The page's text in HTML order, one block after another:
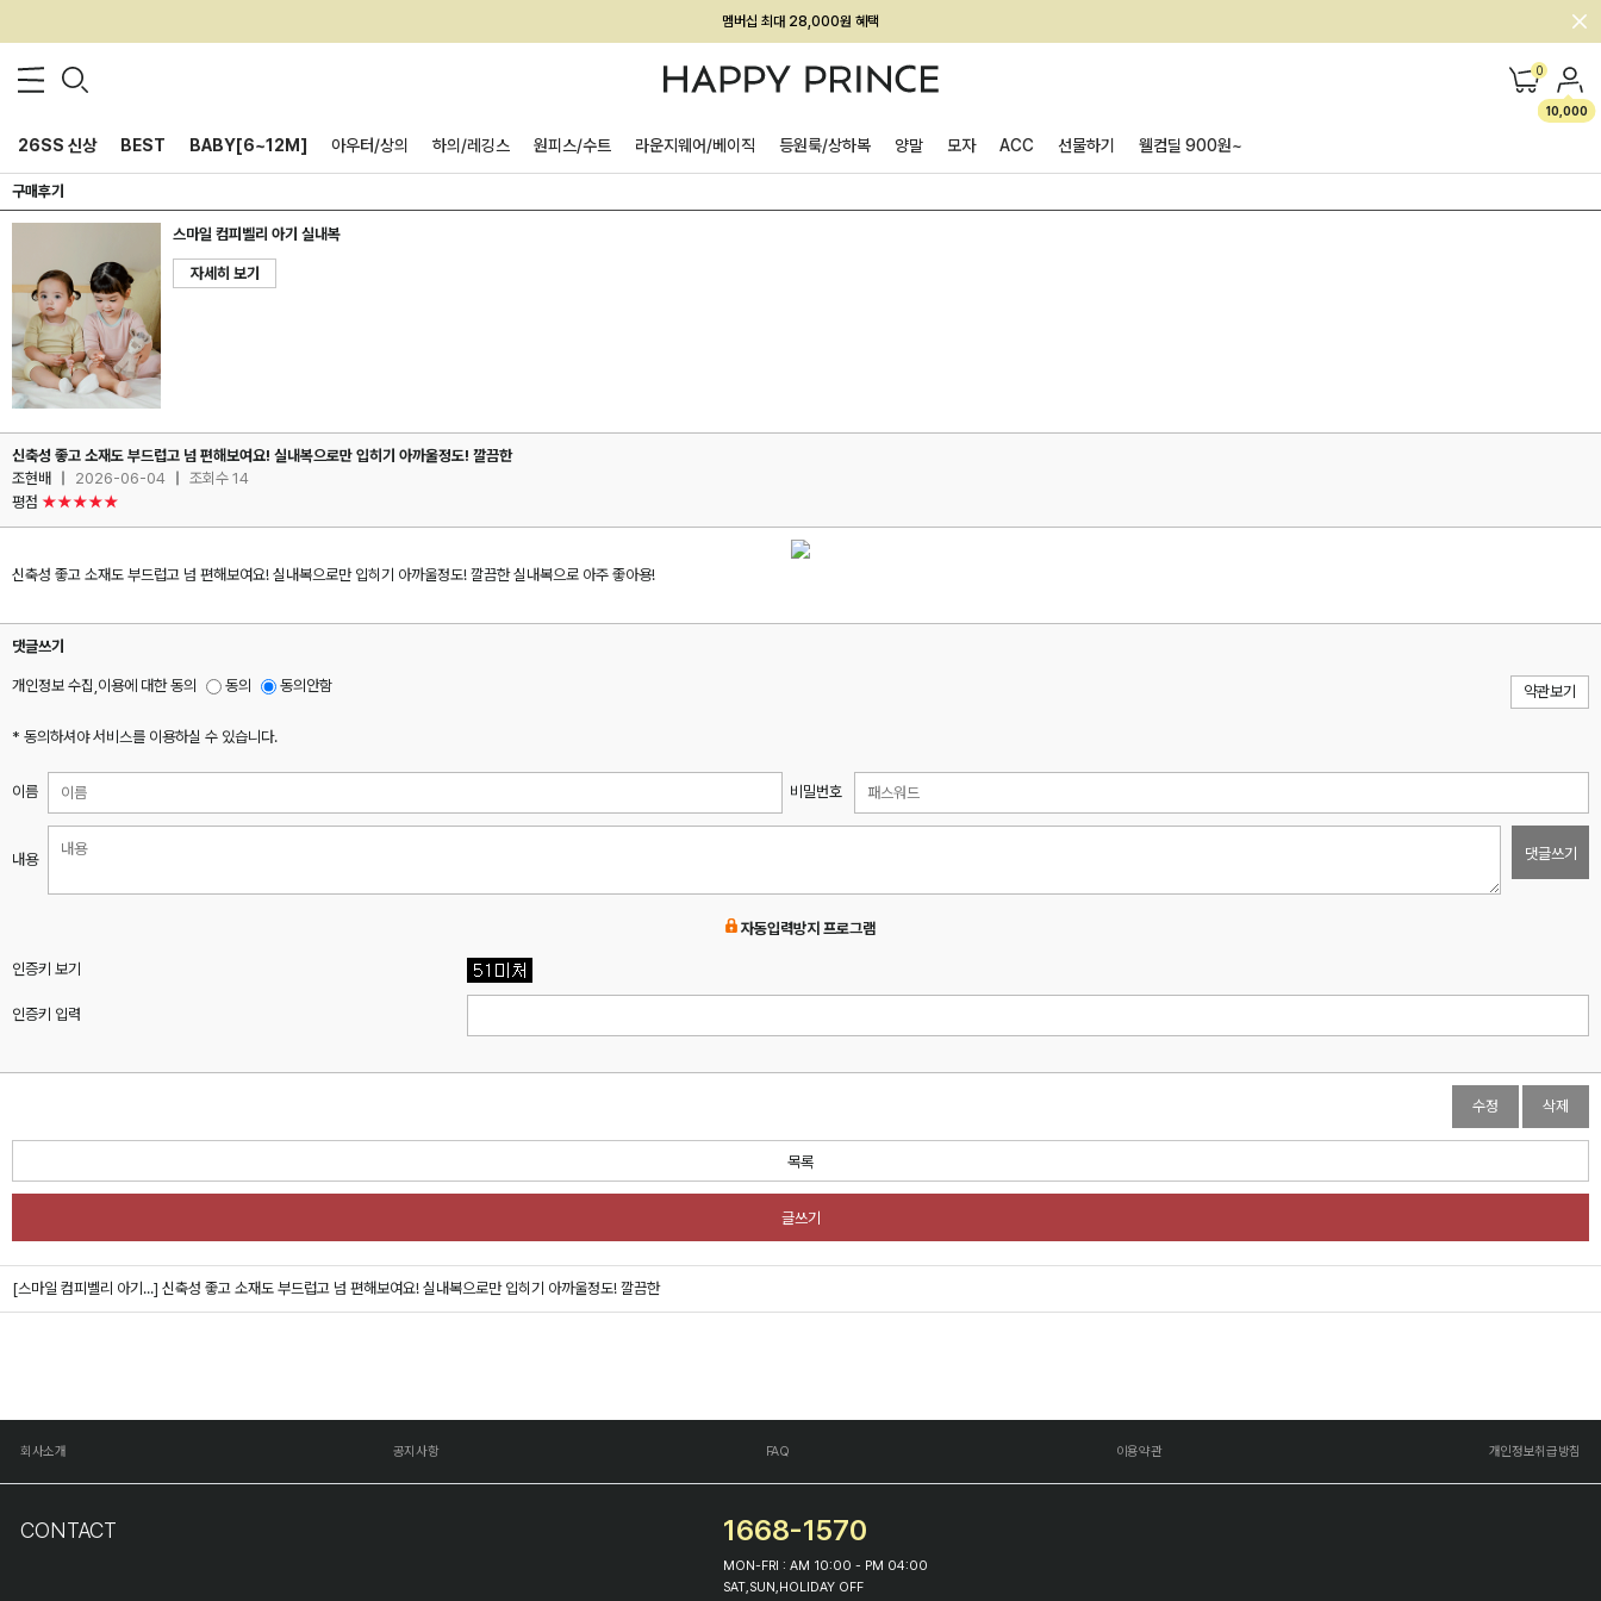
멤버십 최대 28,000원 혜택
0
10,000
26SS 신상 BEST BABY[6~12M] 아우터/상의 하의/레깅스 원피스/수트 라운지웨어/베이직 등원룩/상하복 양말 모자 ACC 선물하기 웰컴딜 900원~
구매후기
스마일 컴피벨리 아기 실내복
자세히 보기
신축성 좋고 소재도 부드럽고 넘 편해보여요! 실내복으로만 입히기 아까울정도! 깔끔한
조현배
2026-06-04
조회수 14
평점 ★★★★★
신축성 좋고 소재도 부드럽고 넘 편해보여요! 실내복으로만 입히기 아까울정도! 깔끔한 실내복으로 아주 좋아용!
댓글쓰기
개인정보 수집,이용에 대한 동의 동의 동의안함 약관보기
* 동의하셔야 서비스를 이용하실 수 있습니다.
이름 비밀번호
내용 댓글쓰기
자동입력방지 프로그램
인증키 보기
인증키 입력
수정 삭제
목록
글쓰기
[스마일 컴피벨리 아기...] 신축성 좋고 소재도 부드럽고 넘 편해보여요! 실내복으로만 입히기 아까울정도! 깔끔한
회사소개 공지사항 FAQ 이용약관 개인정보취급방침
CONTACT 1668-1570
MON-FRI : AM 10:00 - PM 04:00
SAT,SUN,HOLIDAY OFF